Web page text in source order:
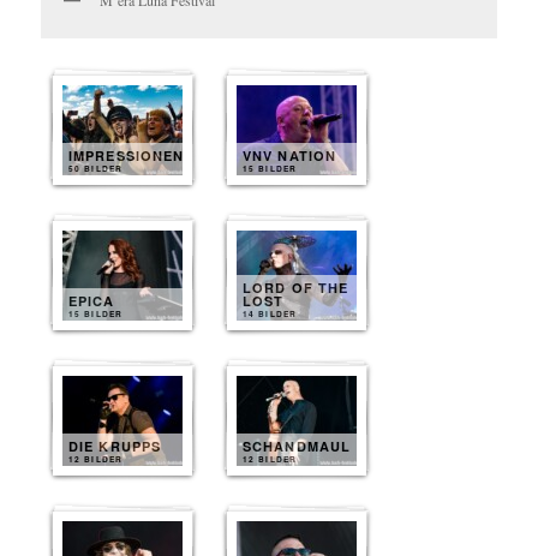
IMPRESSIONEN
50 BILDER
VNV NATION
15 BILDER
EPICA
15 BILDER
LORD OF THE
LOST
14 BILDER
DIE KRUPPS
12 BILDER
SCHANDMAUL
12 BILDER